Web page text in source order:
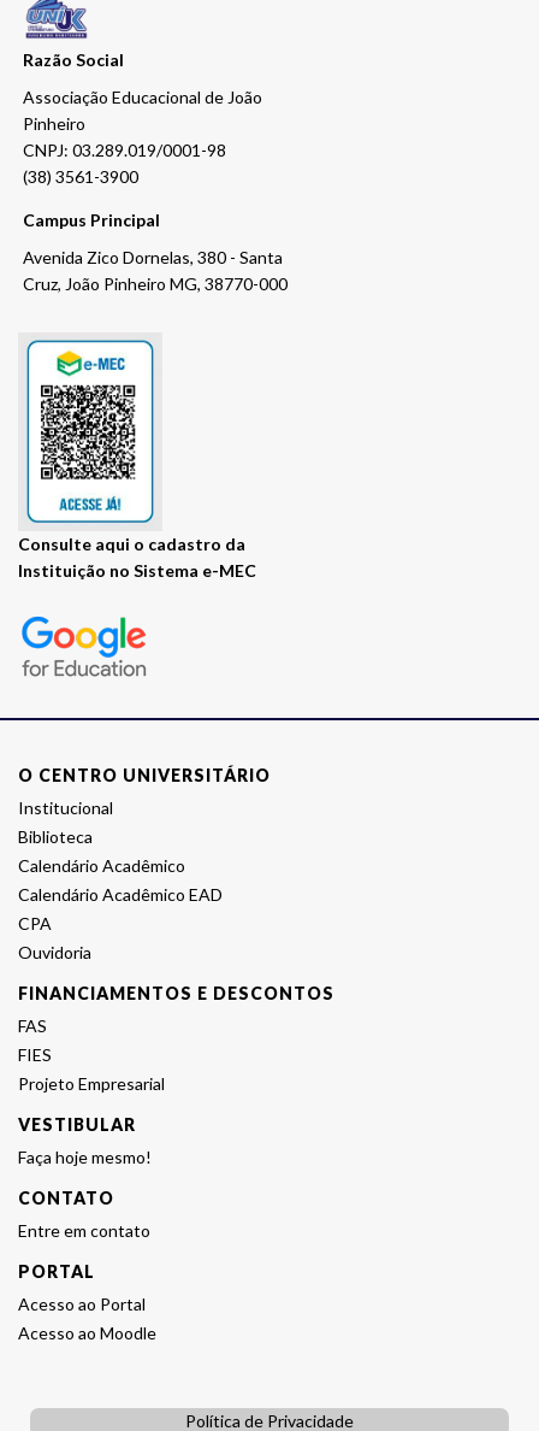
Razão Social
Associação Educacional de João
Pinheiro
CNPJ: 03.289.019/0001-98
(38) 3561-3900
Campus Principal
Avenida Zico Dornelas, 380 - Santa
Cruz, João Pinheiro MG, 38770-000
Consulte Visite
o
E-
MEC
da
aqui o cadastro da
Instituição no Sistema e-MEC
O CENTRO UNIVERSITÁRIO
Institucional
Biblioteca
Calendário Acadêmico
Calendário Acadêmico EAD
CPA
Ouvidoria
FINANCIAMENTOS E DESCONTOS
FAS
FIES
Projeto Empresarial
VESTIBULAR
Faça hoje mesmo!
CONTATO
Entre em contato
PORTAL
Acesso ao Portal
Acesso ao Moodle
Política de Privacidade